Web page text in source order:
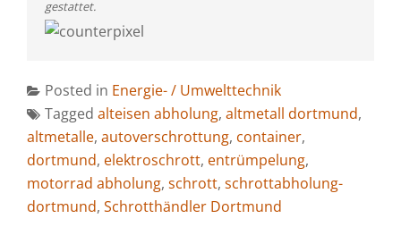
gestattet.
Posted in Energie- / Umwelttechnik
Tagged alteisen abholung, altmetall dortmund,
altmetalle, autoverschrottung, container,
dortmund, elektroschrott, entrümpelung,
motorrad abholung, schrott, schrottabholung-
dortmund, Schrotthändler Dortmund